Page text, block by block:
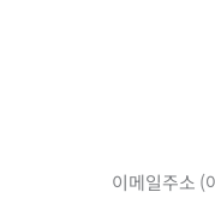
이메일주소 (